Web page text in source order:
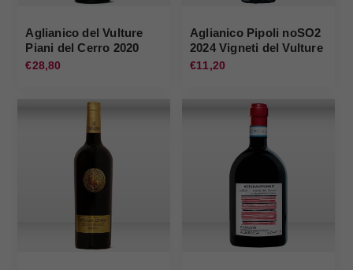
Aglianico del Vulture
Piani del Cerro 2020
Vigneti del Vulture
€28,80
Aglianico Pipoli noSO2
2024 Vigneti del Vulture
€11,20